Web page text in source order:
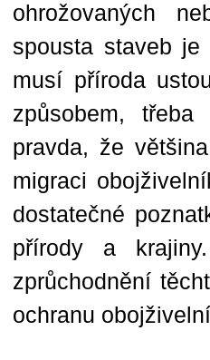
ohrožovaných
spousta staveb
musí příroda
způsobem,
pravda, že
migraci
dostatečné
přírody a
zprůchodnění
ochranu